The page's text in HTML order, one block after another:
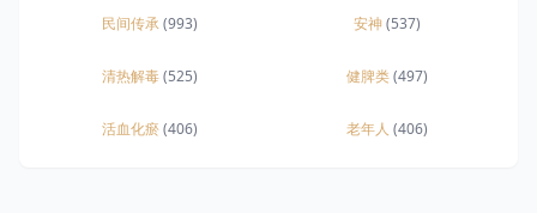
民间传承(993) 安神(537)
清热解毒(525) 健脾类(497)
活血化瘀(406) 老年人 (406)